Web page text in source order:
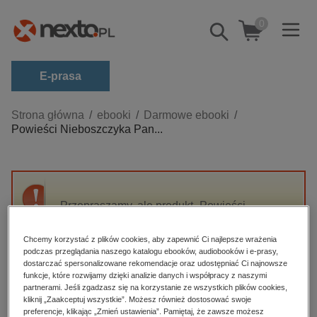
Pokaż/schowaj
wyszukiwarkę
0
E-prasa
Kategorie
Zobacz wszystkie E-prasa
budownictwo, aranżacja wnętrz
darmowe wydania
edukacja
hobby, sport, rozrywka
komputery, internet, technologie, informatyka
Strona główna ebooki
Darmowe ebooki
Powieści Nieboszczyka Pan...
Przepraszamy, ale produkt „Powieści
High-contrast mode
Polecane
Chcemy korzystać z plików cookies, aby zapewnić Ci najlepsze wrażenia
podczas przeglądania naszego katalogu ebooków, audiobooków i e-prasy,
dostarczać spersonalizowane rekomendacje oraz udostępniać Ci najnowsze
funkcje, które rozwijamy dzięki analizie danych i współpracy z naszymi
partnerami. Jeśli zgadzasz się na korzystanie ze wszystkich plików cookies,
kliknij „Zaakceptuj wszystkie”. Możesz również dostosować swoje
preferencje, klikając „Zmień ustawienia”. Pamiętaj, że zawsze możesz